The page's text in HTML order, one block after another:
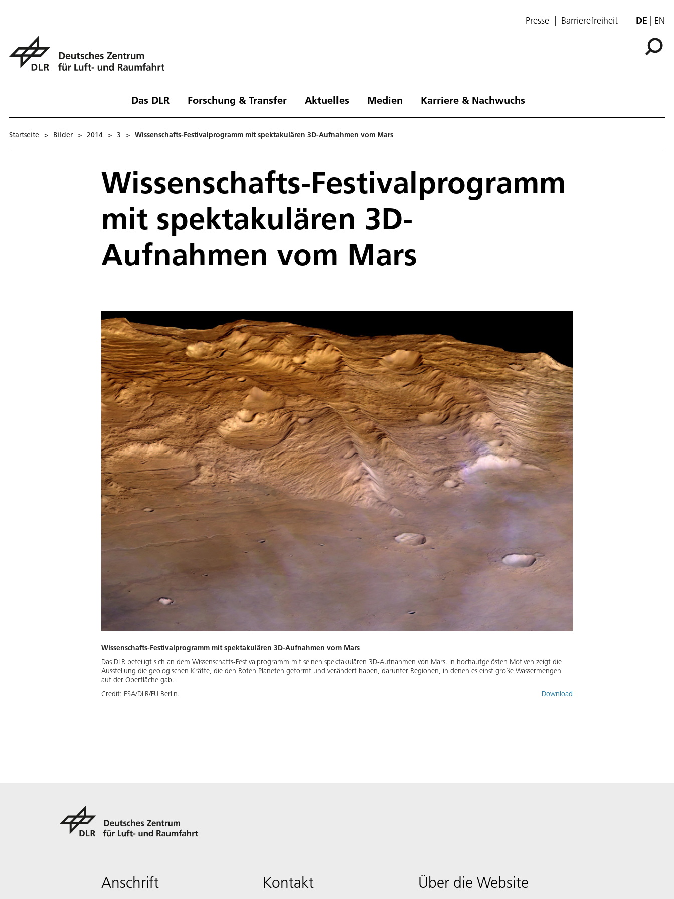
Presse Barrierefreiheit DE EN
Das DLR Forschung & Transfer Aktuelles Medien Karriere & Nachwuchs
Startseite > Bilder > 2014 > 3 > Wissenschafts-Festivalprogramm mit spektakulären 3D-Aufnahmen vom Mars
Wissenschafts-Festivalprogramm
mit spektakulären 3D-
Aufnahmen vom Mars
Wissenschafts-Festivalprogramm mit spektakulären 3D-Aufnahmen vom Mars
Das DLR beteiligt sich an dem Wissenschafts-Festivalprogramm mit seinen spektakulären 3D-Aufnahmen von Mars. In hochaufgelösten Motiven zeigt die
Ausstellung die geologischen Kräfte, die den Roten Planeten geformt und verändert haben, darunter Regionen, in denen es einst große Wassermengen
auf der Oberfläche gab.
Credit: ESA/DLR/FU Berlin. Download
Anschrift Kontakt Über die Website